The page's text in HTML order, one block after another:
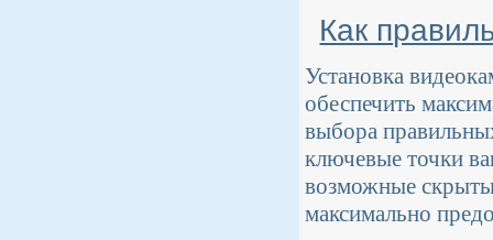
Как
Установка
обеспечить
выбора
ключевые точки
возможные
максимально